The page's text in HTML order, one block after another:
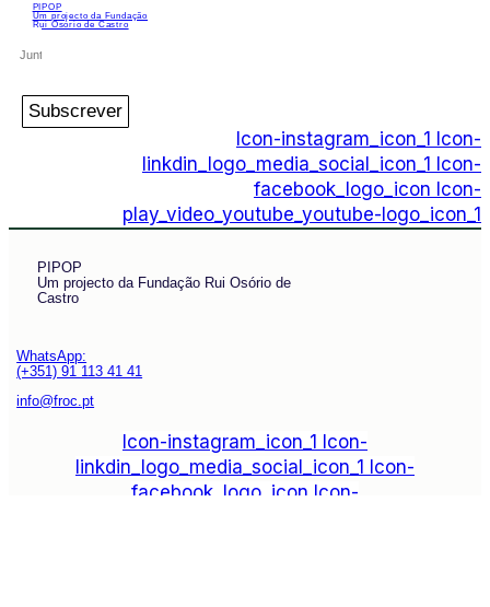
PIPOP
Um projecto da Fundação
Rui Osório de Castro
Subscrever
Icon-instagram_icon_1
Icon-
linkdin_logo_media_social_icon_1
Icon-
facebook_logo_icon Icon-
play_video_youtube_youtube-logo_icon_1
PIPOP
Um projecto da Fundação Rui Osório de
Castro
WhatsApp:
(+351) 91 113 41 41
info@froc.pt
Icon-instagram_icon_1
Icon-
linkdin_logo_media_social_icon_1
Icon-
facebook_logo_icon Icon-